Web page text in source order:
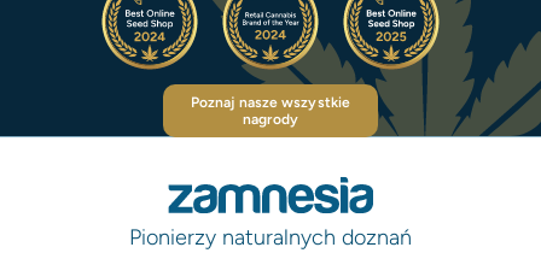
Poznaj nasze wszystkie
nagrody
Pionierzy naturalnych doznań